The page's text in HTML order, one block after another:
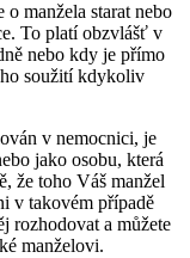
manžela starat nebo
To platí obzvlášť v
nebo kdy je přímo
soužití kdykoliv
v nemocnici, je
jako osobu, která
že toho Váš manžel
v takovém případě
rozhodovat a můžete
manželovi.